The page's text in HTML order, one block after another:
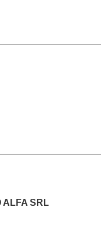
ALFA SRL